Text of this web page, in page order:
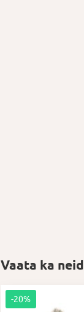
Vaata ka neid
-20%